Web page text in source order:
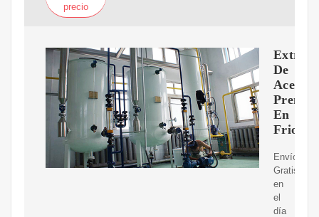
precio
De
Aceite
En
Frio
Envíos
Gratis
en
el
día